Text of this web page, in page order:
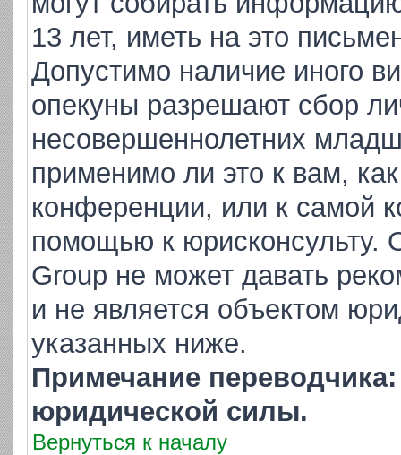
13 лет, иметь на это
Допустимо наличие иного
опекуны разрешают сбор
несовершеннолетних
применимо ли это к вам,
конференции, или к самой
помощью к юрисконсульту.
Group не может давать
и не является объектом
указанных ниже.
Примечание
юридической силы.
Вернуться к началу